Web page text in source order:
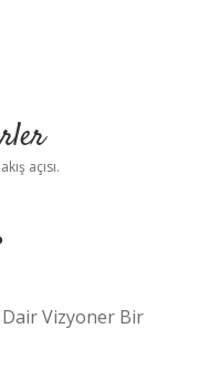
açısı.
Vizyoner Bir